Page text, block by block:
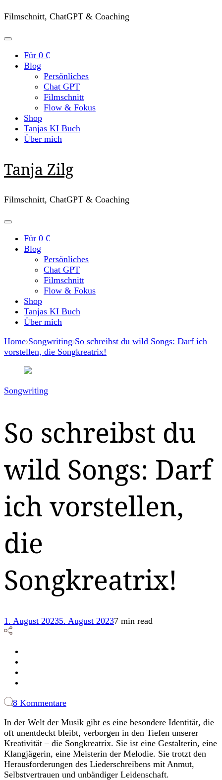
Filmschnitt, ChatGPT & Coaching
Für 0 €
Blog
Persönliches
Chat GPT
Filmschnitt
Flow & Fokus
Shop
Tanjas KI Buch
Über mich
Tanja Zilg
Filmschnitt, ChatGPT & Coaching
Für 0 €
Blog
Persönliches
Chat GPT
Filmschnitt
Flow & Fokus
Shop
Tanjas KI Buch
Über mich
Home Songwriting So schreibst du wild Songs: Darf ich
vorstellen, die Songkreatrix!
Songwriting
So schreibst du
wild Songs: Darf
ich vorstellen,
die
Songkreatrix!
1. August 20235. August 20237 min read
8 Kommentarezu
schreibst
du
wild
Songs:
Darf
ich
In der Welt der Musik gibt es eine besondere Identität, die
oft unentdeckt bleibt, verborgen in den Tiefen unserer
Kreativität – die Songkreatrix. Sie ist eine Gestalterin, eine
Klangjägerin, eine Meisterin der Melodie. Sie trotzt den
Herausforderungen des Liederschreibens mit Anmut,
Selbstvertrauen und unbändiger Leidenschaft.